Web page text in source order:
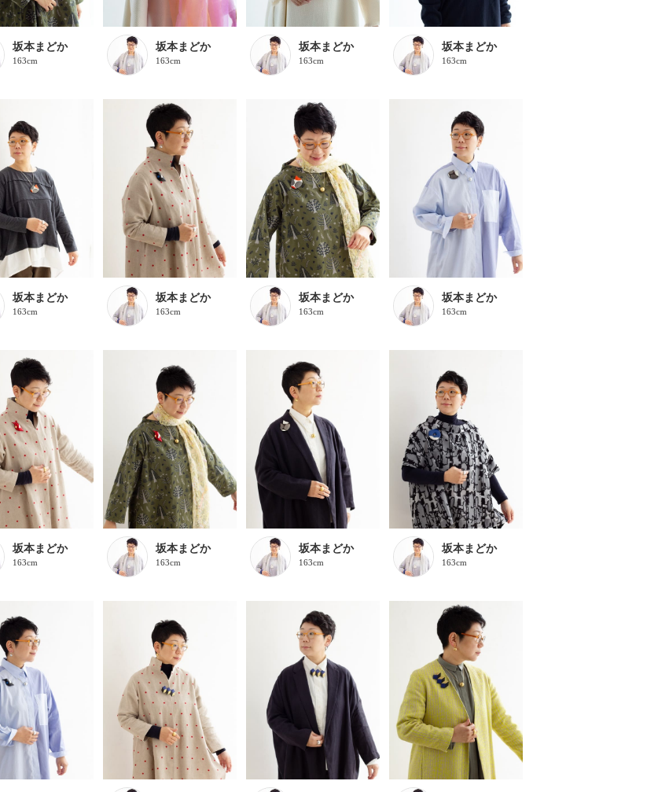
坂本まどか
163cm
坂本まどか
163cm
坂本まどか
163cm
坂本まどか
163cm
坂本まどか
163cm
坂本まどか
163cm
坂本まどか
163cm
坂本まどか
163cm
坂本まどか
163cm
坂本まどか
163cm
坂本まどか
163cm
坂本まどか
163cm